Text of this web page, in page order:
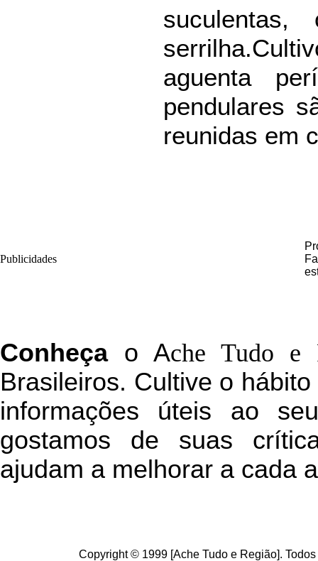
aguenta
pendulares
reunidas em
Publicidades
Conheçao Ache Tudo e
Brasileiros. Cultive o
informações úteis ao
gostamos de suas
ajudam a melhorar a cada
Copyright © 1999 [Ache Tudo e Região].